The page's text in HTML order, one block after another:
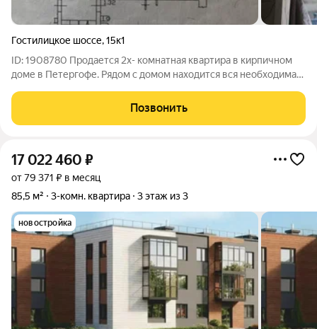
Гостилицкое шоссе,15к1
ID: 1908780 Продается 2x- комнатная квартира в кирпичном
доме в Петергофе. Рядом с домом находится вся необходимая
поликлиники, детская площадка и спортивный комплекс.
Квартира тёплая и светлая, на
Позвонить
17 022 460 ₽
от 79 371 ₽ в месяц
85,5 м²
3-комн. квартира 3 этаж из 3
новостройка